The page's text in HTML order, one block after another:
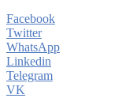
Facebook
Twitter
WhatsApp
Linkedin
Telegram
VK